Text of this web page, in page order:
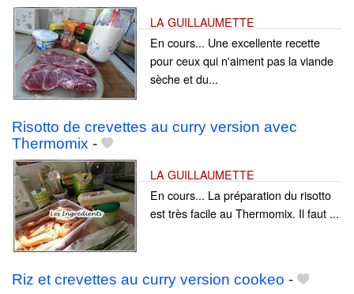
LA GUILLAUMETTE
En cours... Une excellente recette
pour ceux qui n'aiment pas la viande
sèche et du...
Risotto de crevettes au curry version avec
Thermomix -
LA GUILLAUMETTE
En cours... La préparation du risotto
est très facile au Thermomix. Il faut ...
Riz et crevettes au curry version cookeo -